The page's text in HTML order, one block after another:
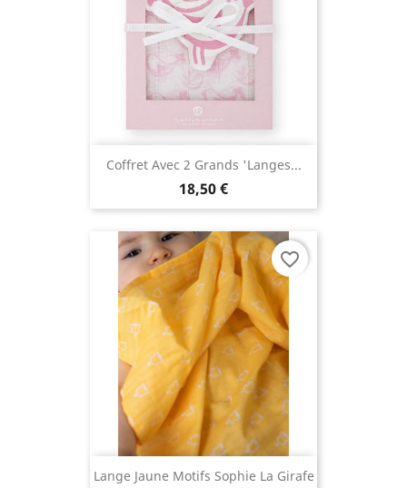
Coffret Avec 2 Grands 'langes...
18,50 €
Lange Jaune Motifs Sophie La Girafe
favorite_border